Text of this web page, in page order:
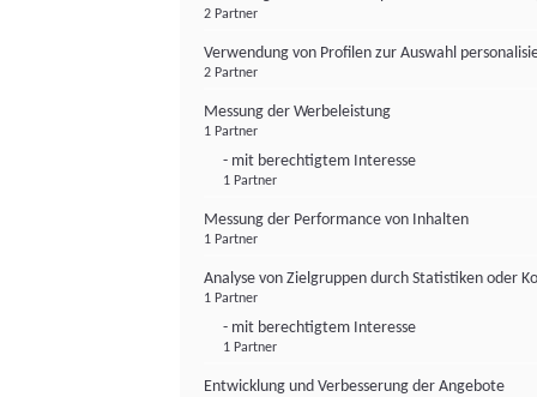
2 Partner
Verwendung von Profilen zur Auswahl
2 Partner
Messung der Werbeleistung
1 Partner
- mit berechtigtem Interesse
1 Partner
Messung der Performance von Inhalten
1 Partner
Analyse von Zielgruppen durch Statistiken oder
1 Partner
- mit berechtigtem Interesse
1 Partner
Entwicklung und Verbesserung der Angebote